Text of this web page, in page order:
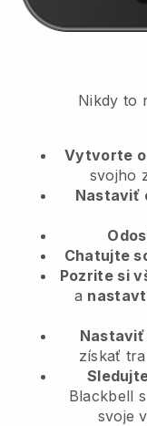
Nikdy to
Vytvorte
svojho
Nastaviť
Chatujte
Pozrite si
a
získať
Blackbell
svoje